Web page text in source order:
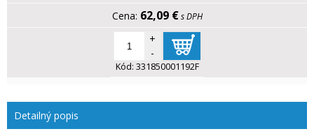
62,09 € s DPH
+
-
Kód: 331850001192F
Detailný popis